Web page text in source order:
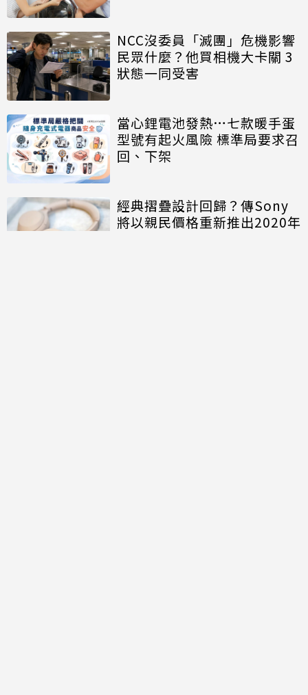
NCC沒委員「滅團」危機影響
民眾什麼？他買相機大卡關 3
狀態一同受害
當心鋰電池發熱…七款暖手蛋
型號有起火風險 標準局要求召
回、下架
經典摺疊設計回歸？傳Sony
將以親民價格重新推出2020年